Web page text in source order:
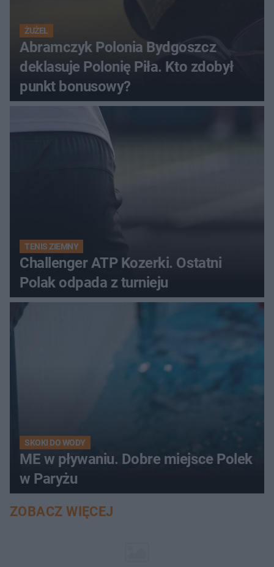
ŻUŻEL
Abramczyk Polonia Bydgoszcz
deklasuje Polonię Piła. Kto zdobył
punkt bonusowy?
TENIS ZIEMNY
Challenger ATP Kozerki. Ostatni
Polak odpada z turnieju
SKOKI DO WODY
ME w pływaniu. Dobre miejsce Polek
w Paryżu
ZOBACZ WIĘCEJ